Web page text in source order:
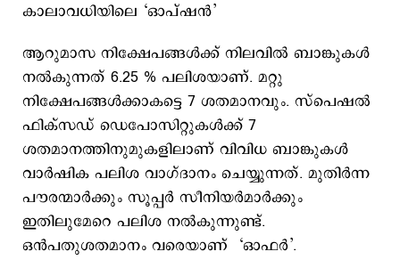
കാലാവധിയിലെ ‘ഓപ്ഷന്‍’
ആറുമാസ നിക്ഷേപങ്ങള്‍ക്ക് നിലവില്‍ ബാങ്കുകള്‍
നല്‍കുന്നത് 6.25 % പലിശയാണ്. മറ്റു
നിക്ഷേപങ്ങള്‍ക്കാകട്ടെ 7 ശതമാനവും. സ്പെഷല്‍
ഫിക്സഡ് ഡെപോസിറ്റുകള്‍ക്ക് 7
ശതമാനത്തിനുമുകളിലാണ് വിവിധ ബാങ്കുകള്‍
വാര്‍ഷിക പലിശ വാഗ്ദാനം ചെയ്യുന്നത്. മുതിര്‍ന്ന
പൗരന്മാര്‍ക്കും സൂപ്പര്‍ സീനിയര്‍മാര്‍ക്കും
ഇതിലുമേറെ പലിശ നല്‍കുന്നുണ്ട്.
ഒന്‍പതുശതമാനം വരെയാണ് ‘ഓഫര്‍’.